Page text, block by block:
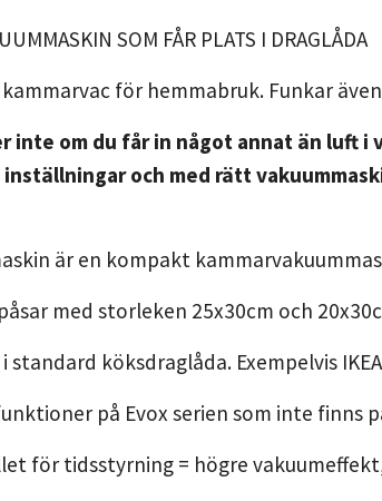
SOM FÅR PLATS I DRAGLÅDA
för hemmabruk. Funkar
inte om du får in något annat än luft i
och med rätt
är en kompakt
med storleken 25x30cm och
standard köksdraglåda. Exempelvis
på Evox serien som inte finns
för tidsstyrning = högre